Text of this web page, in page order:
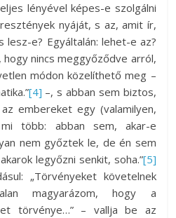
lényével képes-e szolgálni
nyáját, s az, amit ír,
lesz-e? Egyáltalán: lehet-e az?
nincs meggyőződve arról,
módon közelíthető meg –
[4] –, s abban sem biztos,
embereket egy (valamilyen,
mi több: abban sem, akar-e
nem győztek le, de én sem
legyőzni senkit, soha.”[5]
„Törvényeket követelnek
magyarázom, hogy a
törvénye…” – vallja be az